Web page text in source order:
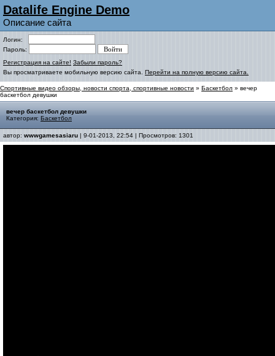
Datalife Engine Demo
Описание сайта
Логин:
Пароль:
Регистрация на сайте! Забыли пароль?
Вы просматриваете мобильную версию сайта. Перейти на полную версию сайта.
Спортивные видео обзоры, новости спорта, спортивные новости » Баскетбол » вечер
баскетбол девушки
вечер баскетбол девушки
Категория: Баскетбол
автор: wwwgamesasiaru | 9-01-2013, 22:54 | Просмотров: 1301